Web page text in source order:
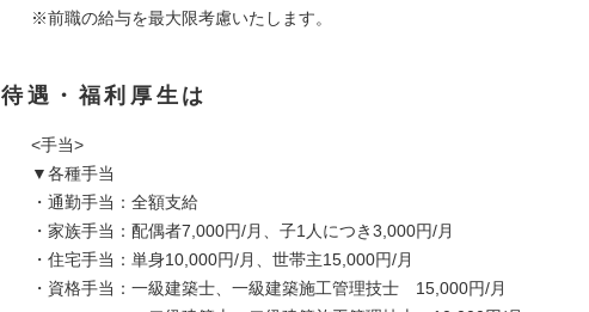
※前職の給与を最大限考慮いたします。
待遇・福利厚生は
<手当>
▼各種手当
・通勤手当：全額支給
・家族手当：配偶者7,000円/月、子1人につき3,000円/月
・住宅手当：単身10,000円/月、世帯主15,000円/月
・資格手当：一級建築士、一級建築施工管理技士 15,000円/月